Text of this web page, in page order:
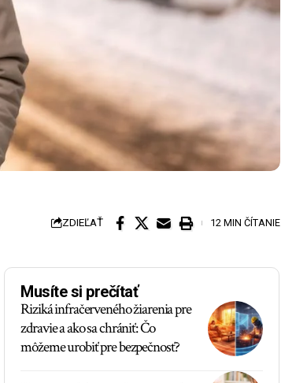
ZDIEĽAŤ 12 MIN ČÍTANIE
Musíte si prečítať
Riziká infračerveného žiarenia pre
zdravie a ako sa chrániť: Čo
môžeme urobiť pre bezpečnosť?